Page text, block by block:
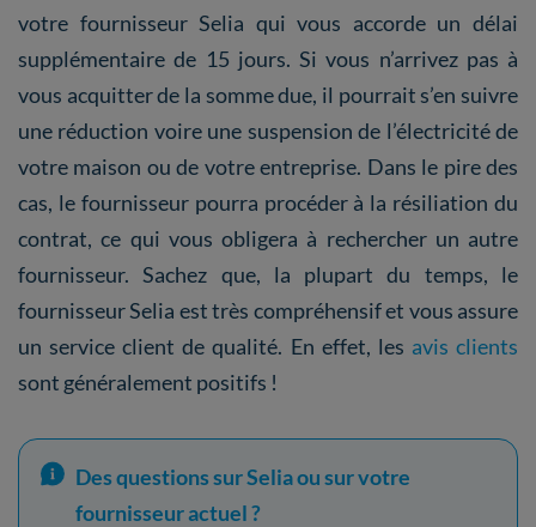
votre fournisseur Selia qui vous accorde un délai
supplémentaire de 15 jours. Si vous n’arrivez pas à
vous acquitter de la somme due, il pourrait s’en suivre
une réduction voire une suspension de l’électricité de
votre maison ou de votre entreprise. Dans le pire des
cas, le fournisseur pourra procéder à la résiliation du
contrat, ce qui vous obligera à rechercher un autre
fournisseur. Sachez que, la plupart du temps, le
fournisseur Selia est très compréhensif et vous assure
un service client de qualité. En effet, les avis clients
sont généralement positifs !
Des questions sur Selia ou sur votre
fournisseur actuel ?